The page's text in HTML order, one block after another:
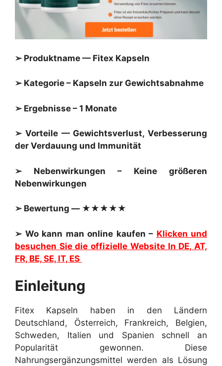
➢ Produktname — Fitex Kapseln
➢ Kategorie – Kapseln zur Gewichtsabnahme
➢ Ergebnisse – 1 Monate
➢ Vorteile — Gewichtsverlust, Verbesserung
der Verdauung und Immunität
➢ Nebenwirkungen – Keine größeren
Nebenwirkungen
➢ Bewertung — ★★★★★
➢ Wo kann man online kaufen – Klicken und
besuchen Sie die offizielle Website In DE, AT,
FR, BE, SE, IT, ES
Einleitung
Fitex Kapseln haben in den Ländern
Deutschland, Österreich, Frankreich, Belgien,
Schweden, Italien und Spanien schnell an
Popularität gewonnen. Diese
Nahrungsergänzungsmittel werden als Lösung